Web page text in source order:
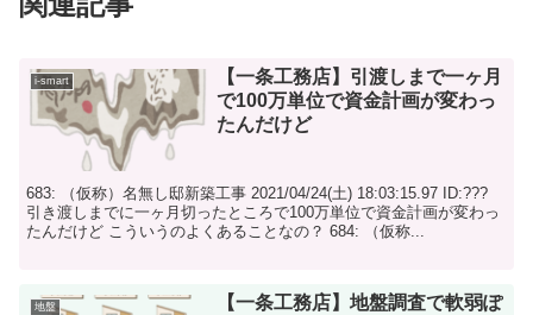
i-smart
【一条工務店】引渡しまで一ヶ月
で100万単位で資金計画が変わっ
たんだけど
683: （仮称）名無し邸新築工事 2021/04/24(土) 18:03:15.97 ID:???
引き渡しまでに一ヶ月切ったところで100万単位で資金計画が変わっ
たんだけど こういうのよくあることなの？ 684: （仮称...
地盤
【一条工務店】地盤調査で軟弱ぽ